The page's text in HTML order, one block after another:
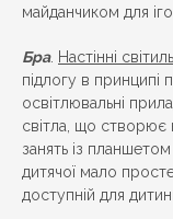
майданчиком для
Бра. Настінні
підлогу в принципі
освітлювальні
світла, що створює
занять із
дитячої мало
доступній для